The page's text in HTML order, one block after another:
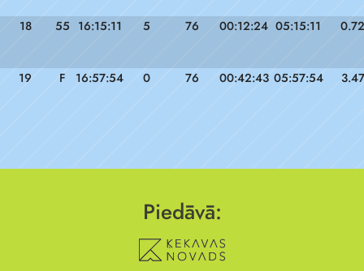
18 55 16:15:11 5 76 00:12:24 05:15:11 0.72
19 F 16:57:54 0 76 00:42:43 05:57:54 3.47
Piedāvā: